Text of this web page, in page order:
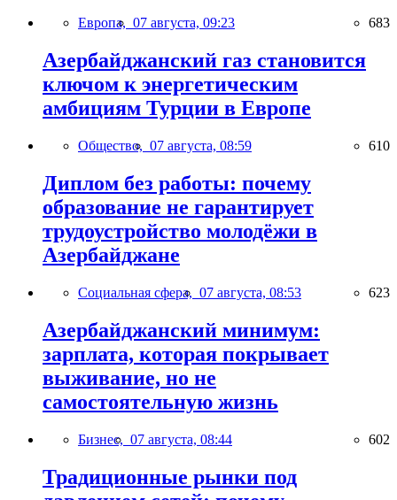
Европа, 07 августа, 09:23 683
Азербайджанский газ становится
ключом к энергетическим
амбициям Турции в Европе
Общество, 07 августа, 08:59 610
Диплом без работы: почему
образование не гарантирует
трудоустройство молодёжи в
Азербайджане
Социальная сфера, 07 августа, 08:53 623
Азербайджанский минимум:
зарплата, которая покрывает
выживание, но не
самостоятельную жизнь
Бизнес, 07 августа, 08:44 602
Традиционные рынки под